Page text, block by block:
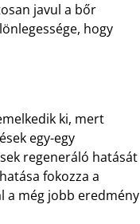
javul a bőr
hogy
ki, mert
egy-egy
regeneráló hatását
fokozza a
a még jobb eredmény